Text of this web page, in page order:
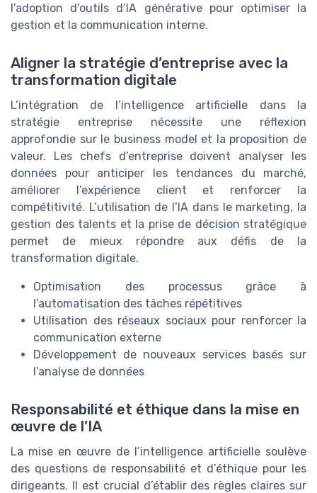
l’adoption d’outils d’IA générative pour optimiser la
gestion et la communication interne.
Aligner la stratégie d’entreprise avec la
transformation digitale
L’intégration de l’intelligence artificielle dans la
stratégie entreprise nécessite une réflexion
approfondie sur le business model et la proposition de
valeur. Les chefs d’entreprise doivent analyser les
données pour anticiper les tendances du marché,
améliorer l’expérience client et renforcer la
compétitivité. L’utilisation de l’IA dans le marketing, la
gestion des talents et la prise de décision stratégique
permet de mieux répondre aux défis de la
transformation digitale.
Optimisation des processus grâce à
l’automatisation des tâches répétitives
Utilisation des réseaux sociaux pour renforcer la
communication externe
Développement de nouveaux services basés sur
l’analyse de données
Responsabilité et éthique dans la mise en
œuvre de l’IA
La mise en œuvre de l’intelligence artificielle soulève
des questions de responsabilité et d’éthique pour les
dirigeants. Il est crucial d’établir des règles claires sur